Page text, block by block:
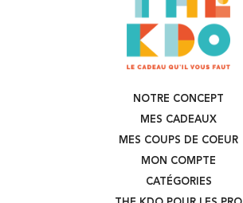
NOTRE CONCEPT
MES CADEAUX
MES COUPS DE COEUR
MON COMPTE
CATÉGORIES